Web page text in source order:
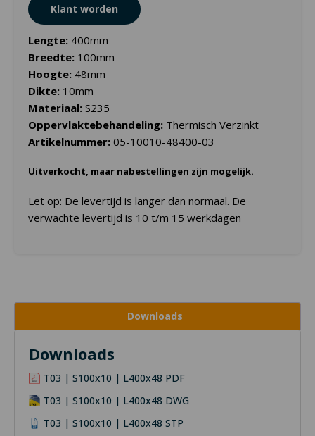
Klant worden
Lengte: 400mm
Breedte: 100mm
Hoogte: 48mm
Dikte: 10mm
Materiaal: S235
Oppervlaktebehandeling: Thermisch Verzinkt
Artikelnummer: 05-10010-48400-03
Uitverkocht, maar nabestellingen zijn mogelijk.
Let op: De levertijd is langer dan normaal. De
verwachte levertijd is 10 t/m 15 werkdagen
Downloads
Downloads
T03 | S100x10 | L400x48 PDF
T03 | S100x10 | L400x48 DWG
T03 | S100x10 | L400x48 STP